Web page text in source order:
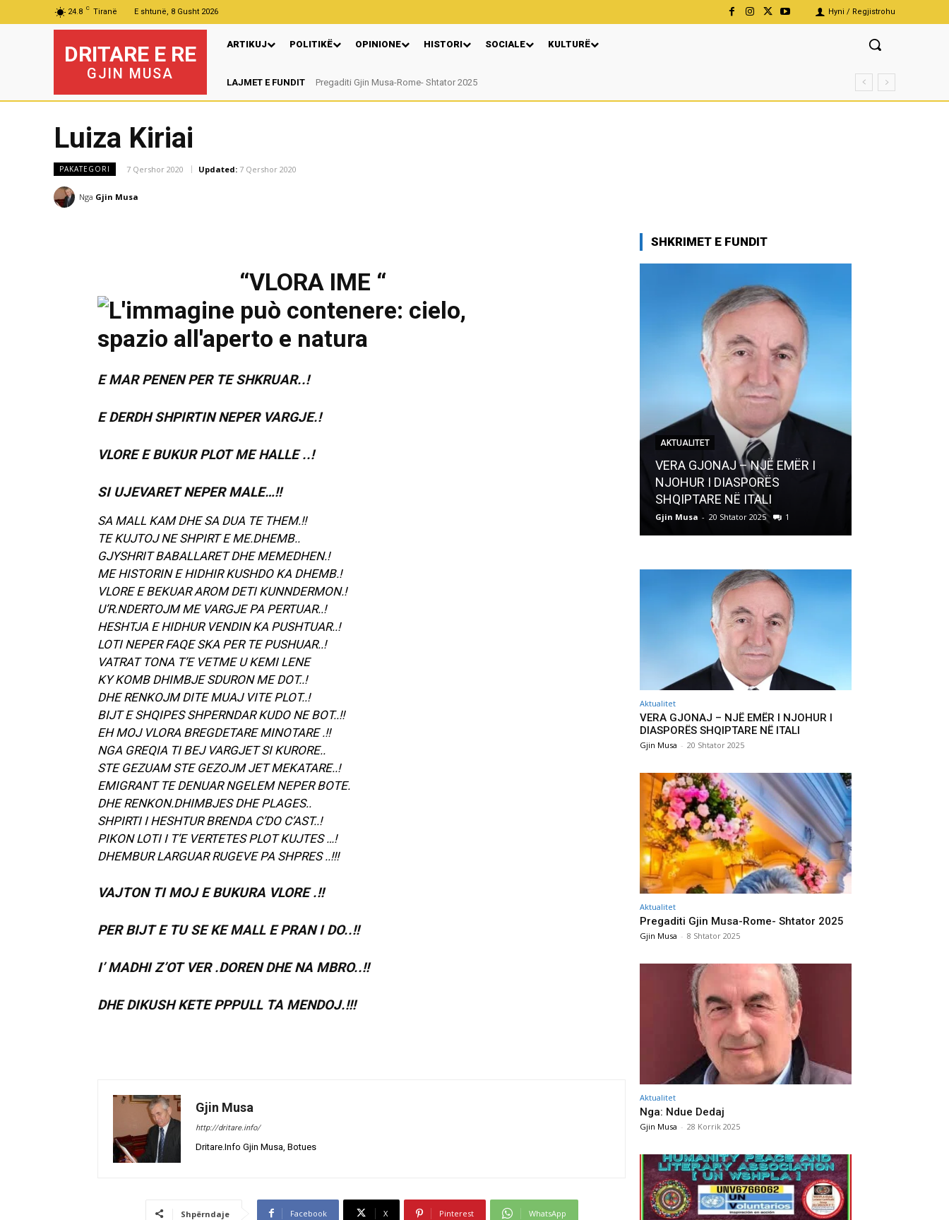
24.8 C Tiranë E shtunë, 8 Gusht 2026 Hyni / Regjistrohu
DRITARE E RE
GJIN MUSA
ARTIKUJ POLITIKË OPINIONE HISTORI SOCIALE KULTURË
LAJMET E FUNDIT Pregaditi Gjin Musa-Rome- Shtator 2025
Nga: Ndue Dedaj
Luiza Kiriai
PAKATEGORI 7 Qershor 2020 Updated: 7 Qershor 2020
Nga Gjin Musa
“VLORA IME “
E MAR PENEN PER TE SHKRUAR..!
E DERDH SHPIRTIN NEPER VARGJE.!
VLORE E BUKUR PLOT ME HALLE ..!
SI UJEVARET NEPER MALE…!!
SA MALL KAM DHE SA DUA TE THEM.!!
TE KUJTOJ NE SHPIRT E ME.DHEMB..
GJYSHRIT BABALLARET DHE MEMEDHEN.!
ME HISTORIN E HIDHIR KUSHDO KA DHEMB.!
VLORE E BEKUAR AROM DETI KUNNDERMON.!
U’R.NDERTOJM ME VARGJE PA PERTUAR..!
HESHTJA E HIDHUR VENDIN KA PUSHTUAR..!
LOTI NEPER FAQE SKA PER TE PUSHUAR..!
VATRAT TONA T’E VETME U KEMI LENE
KY KOMB DHIMBJE SDURON ME DOT..!
DHE RENKOJM DITE MUAJ VITE PLOT..!
BIJT E SHQIPES SHPERNDAR KUDO NE BOT..!!
EH MOJ VLORA BREGDETARE MINOTARE .!!
NGA GREQIA TI BEJ VARGJET SI KURORΕ..
STE GEZUAM STE GEZOJM JET MEKATARE..!
EMIGRANT TE DENUAR NGELEM NEPER BOTE.
DHE RENKON.DHIMBJES DHE PLAGES..
SHPIRTI I HESHTUR BRENDA C’DO C’AST..!
PIKON LOTI I T’E VERTETES PLOT KUJTES …!
DHEMBUR LARGUAR RUGEVE PA SHPRES ..!!!
VAJTON TI MOJ E BUKURA VLORE .!!
PER BIJT E TU SE KE MALL E PRAN I DO..!!
I’ MADHI Z’OT VER .DOREN DHE NA MBRO..!!
DHE DIKUSH KETE PPPULL TA MENDOJ.!!!
Gjin Musa
http://dritare.info/
Dritare.Info Gjin Musa, Botues
Shpërndaje Facebook X Pinterest WhatsApp
SHKRIMET E FUNDIT
AKTUALITET
VERA GJONAJ – NJË EMËR I
NJOHUR I DIASPORËS
SHQIPTARE NË ITALI
Gjin Musa - 20 Shtator 2025 1
Aktualitet
VERA GJONAJ – NJË EMËR I NJOHUR I
DIASPORËS SHQIPTARE NË ITALI
Gjin Musa - 20 Shtator 2025
Aktualitet
Pregaditi Gjin Musa-Rome- Shtator 2025
Gjin Musa - 8 Shtator 2025
Aktualitet
Nga: Ndue Dedaj
Gjin Musa - 28 Korrik 2025